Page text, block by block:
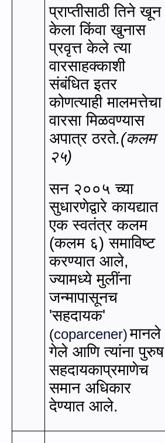
प्राप्तीसाठी तिने खून
केला किंवा खुनास
प्रवृत्त केले त्या
वारसाहक्काशी
संबंधित इतर
कोणत्याही मालमत्तेचा
वारसा मिळवण्यास
अपात्र ठरते.(कलम
२५)
सन २००५ च्या
सुधारणेद्वारे कायद्यात
एक स्वतंत्र कलम
(कलम ६) समाविष्ट
करण्यात आले,
ज्यामध्ये मुलींना
जन्मापासूनच
'सहदायक'
(coparcener)मानले
गेले आणि त्यांना पुरुष
सहदायकाप्रमाणेच
समान अधिकार
देण्यात आले.